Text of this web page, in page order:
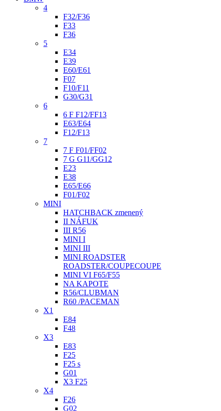
4
F32/F36
F33
F36
5
E34
E39
E60/E61
F07
F10/F11
G30/G31
6
6 F F12/FF13
E63/E64
F12/F13
7
7 F F01/FF02
7 G G11/GG12
E23
E38
E65/E66
F01/F02
MINI
HATCHBACK zmenený
II NÁFUK
III R56
MINI I
MINI III
MINI ROADSTER
ROADSTER/COUPECOUPE
MINI VI F65/F55
NA KAPOTE
R56/CLUBMAN
R60 /PACEMAN
X1
E84
F48
X3
E83
F25
F25 s
G01
X3 F25
X4
F26
G02